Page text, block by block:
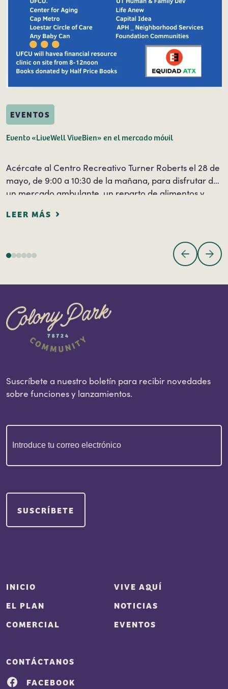
EVENTOS
Evento «LiveWell ViveBien» en el mercado móvil
Acércate al Centro Recreativo Turner Roberts el 28 de
mayo, de 9:00 a 10:30 de la mañana, para disfrutar de
un mercado ambulante, un reparto de alimentos y
información y los servicios gratuitos serán…
LEER MÁS
Suscríbete a nuestro boletín para recibir novedades
sobre funciones y lanzamientos.
Correo
electrónico(Obligatorio)
INICIO
VIVE AQUÍ
EL PLAN
NOTICIAS
COMERCIAL
EVENTOS
CONTÁCTANOS
FACEBOOK